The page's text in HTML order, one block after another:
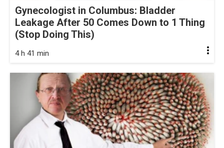
Gynecologist in Columbus: Bladder
Leakage After 50 Comes Down to 1 Thing
(Stop Doing This)
4 h 41 min